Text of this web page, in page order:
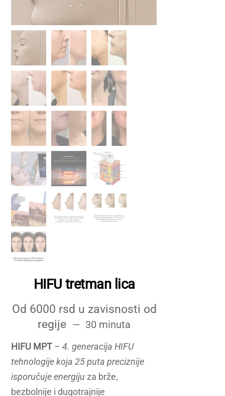
HIFU tretman lica
Od 6000 rsd u zavisnosti od
regije
30 minuta
HIFU MPT –4. generacija HIFU
tehnologije koja 25 puta preciznije
isporučuje energiju za brže,
bezbolnije i dugotrajnije